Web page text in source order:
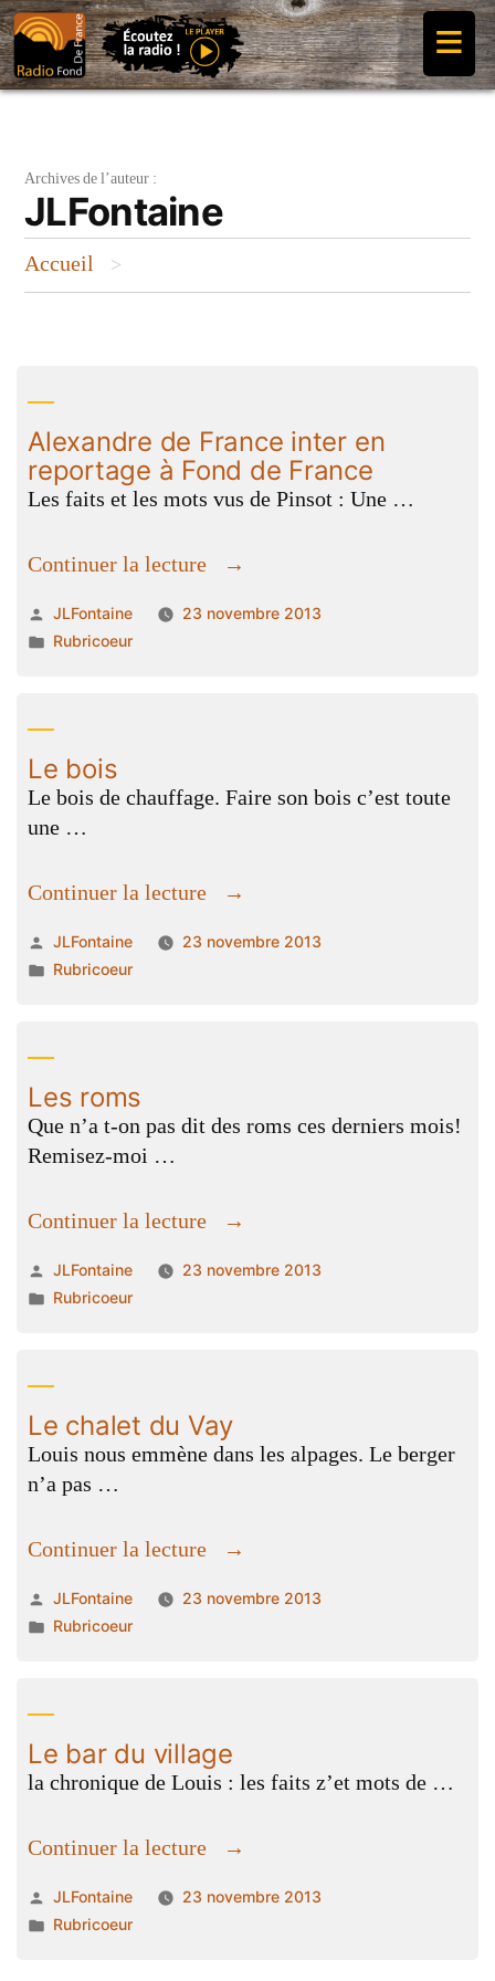
Aller
au
contenu
≡
Archives de l’auteur :
JLFontaine
Accueil >
Alexandre de France inter en
reportage à Fond de France
Les faits et les mots vus de Pinsot : Une …
Continuer la lecture
« Alexandre
France
de
Publié
par
JLFontaine
23 novembre 2013
Publié
Rubricoeur
Le bois
Le bois de chauffage. Faire son bois c’est toute
une …
Continuer la lecture
« Le
Publié
par
JLFontaine
23 novembre 2013
Publié
Rubricoeur
Les roms
Que n’a t-on pas dit des roms ces derniers mois!
Remisez-moi …
Continuer la lecture
« Les
Publié
par
JLFontaine
23 novembre 2013
Publié
Rubricoeur
Le chalet du Vay
Louis nous emmène dans les alpages. Le berger
n’a pas …
Continuer la lecture
« Le
du
Publié
par
JLFontaine
23 novembre 2013
Publié
Rubricoeur
Le bar du village
la chronique de Louis : les faits z’et mots de …
Continuer la lecture
« Le
du
Publié
par
JLFontaine
23 novembre 2013
Publié
Rubricoeur